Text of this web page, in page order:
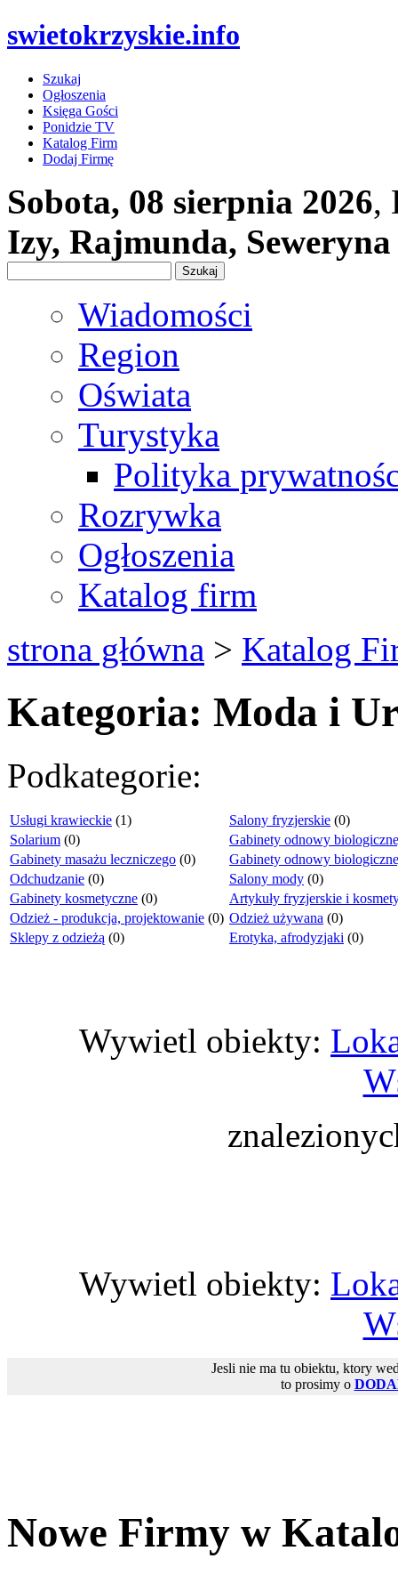
swietokrzyskie.info
Szukaj
Ogłoszenia
Księga Gości
Ponidzie TV
Katalog Firm
Dodaj Firmę
Sobota, 08 sierpnia 2026,
Izy, Rajmunda, Seweryna
Wiadomości
Region
Oświata
Turystyka
Polityka
Rozrywka
Ogłoszenia
Katalog firm
strona główna > Katalog
Kategoria: Moda i
Podkategorie:
Usługi krawieckie (1) Salony fryzjerskie (0)
Solarium (0)
Gabinety odnowy
Gabinety masażu leczniczego (0)
Gabinety odnowy
Odchudzanie (0) Salony mody (0)
Gabinety kosmetyczne (0)
Artykuły fryzjerskie i
Odzież - produkcja, projektowanie (0) Odzież używana (0)
Sklepy z odzieżą (0) Erotyka, afrodyzjaki (0)
Wywietl obiekty:
Wywietl obiekty:
Jesli nie ma tu obiektu, ktory
to prosimy o
Nowe Firmy w